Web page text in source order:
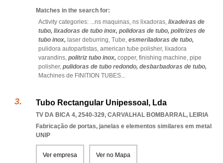
Matches in the search for:
Activity categories: ...ns maquinas, ns lixadoras, lixadeiras de
tubo, lixadoras de tubo inox, polidoras de tubo, politrizes de
tubo inox, laser deburring, Tube, esmeriladoras de tubo,
pulidora autopartistas, american tube polisher, lixadora
varandins, politriz tubo inox, copper, finishing machine, pipe
polisher, pulidoras de tubo redondo, desbarbadoras de tubo,
Machines de FINITION TUBES...
Tubo Rectangular Unipessoal, Lda
TV DA BICA 4, 2540-329, CARVALHAL BOMBARRAL, LEIRIA
Fabricação de portas, janelas e elementos similares em metal
UNIP
Ver empresa Ver no Mapa